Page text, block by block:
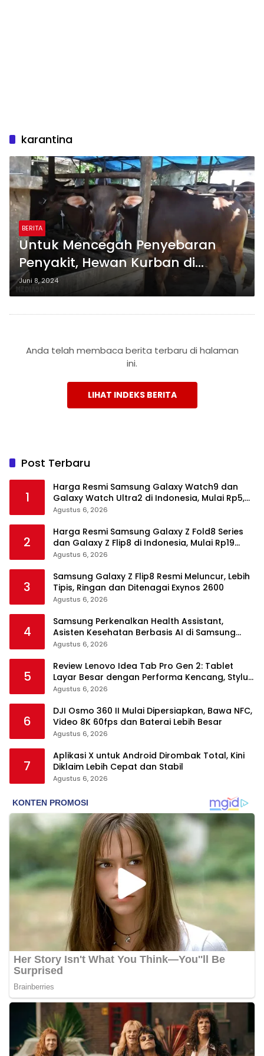
karantina
BERITA
Untuk Mencegah Penyebaran
Penyakit, Hewan Kurban di
Lampung Harus Memiliki Sertifikat
SKKH
Juni 8, 2024
Anda telah membaca berita terbaru di halaman
ini.
LIHAT INDEKS BERITA
Post Terbaru
1
Harga Resmi Samsung Galaxy Watch9 dan
Galaxy Watch Ultra2 di Indonesia, Mulai Rp5,9
Jutaan
Agustus 6, 2026
2
Harga Resmi Samsung Galaxy Z Fold8 Series
dan Galaxy Z Flip8 di Indonesia, Mulai Rp19
Jutaan
Agustus 6, 2026
3
Samsung Galaxy Z Flip8 Resmi Meluncur, Lebih
Tipis, Ringan dan Ditenagai Exynos 2600
Agustus 6, 2026
4
Samsung Perkenalkan Health Assistant,
Asisten Kesehatan Berbasis AI di Samsung
Health
Agustus 6, 2026
5
Review Lenovo Idea Tab Pro Gen 2: Tablet
Layar Besar dengan Performa Kencang, Stylus
dan Keyboard dalam Satu Paket
Agustus 6, 2026
6
DJI Osmo 360 II Mulai Dipersiapkan, Bawa NFC,
Video 8K 60fps dan Baterai Lebih Besar
Agustus 6, 2026
7
Aplikasi X untuk Android Dirombak Total, Kini
Diklaim Lebih Cepat dan Stabil
Agustus 6, 2026